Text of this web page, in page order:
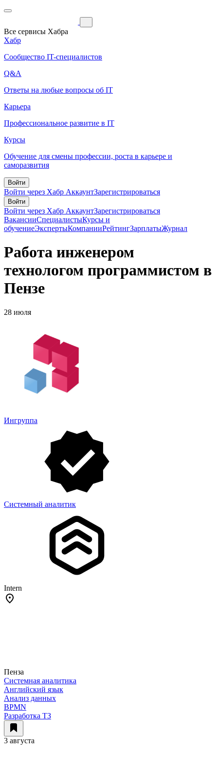
Все сервисы Хабра
Хабр
Сообщество IT-специалистов
Q&A
Ответы на любые вопросы об IT
Карьера
Профессиональное развитие в IT
Курсы
Обучение для смены профессии, роста в карьере и
саморазвития
Войти
Войти через Хабр АккаунтЗарегистрироваться
Войти
Войти через Хабр АккаунтЗарегистрироваться
ВакансииСпециалистыКурсы и
обучениеЭкспертыКомпанииРейтингЗарплатыЖурнал
Работа инженером
технологом программистом в
Пензе
28 июля
Ингруппа
Системный аналитик
Intern
Пенза
Системная аналитика
Английский язык
Анализ данных
BPMN
Разработка ТЗ
3 августа